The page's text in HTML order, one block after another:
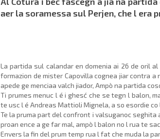
aer la soramessa sul Perjen, che l era
La partida sul calandar en domenia ai 26 de oril
formazion de mister Capovilla cognea jiar contra
apede ge menciaa valch jiador, Ampò na partida
Ti prumes menuc l é i ghesć che se tegn l balon,
te usc l é Andreas Mattioli Mignela, a so esordie co
Te la pruma part del confront i valsuganoc seghita
proan ence a ge far mal, ampò l balon no l rua te
Envers la fin del prum temp rua l fat che muda la